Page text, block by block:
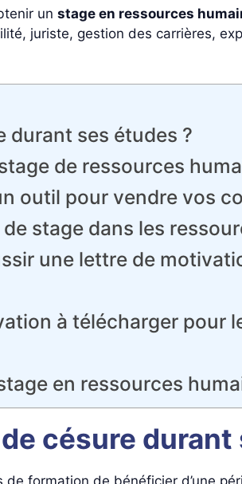
un stage en ressources
juriste, gestion des carrières,
durant ses études ?
de ressources
outil pour vendre vos
stage dans les
une lettre de
à télécharger pour
en ressources
césure
formation de bénéficier d’une